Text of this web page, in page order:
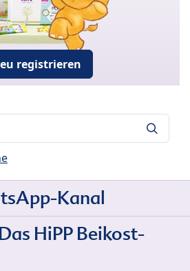
registrieren
Kanal
HiPP Beikost-